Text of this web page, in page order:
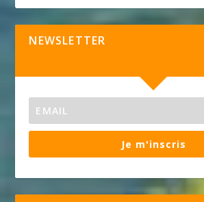
NEWSLETTER
Je m'inscris